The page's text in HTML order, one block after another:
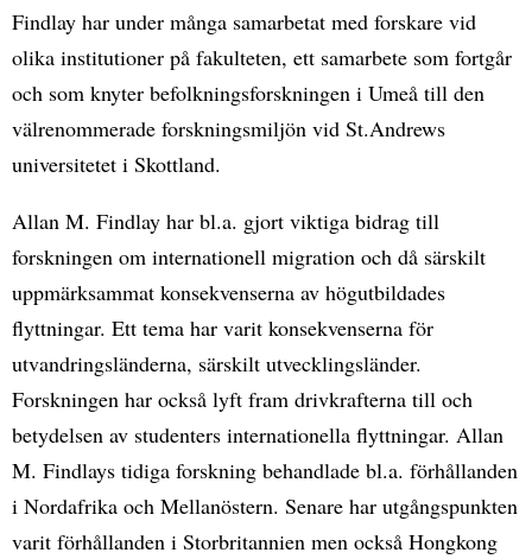
Findlay har under många samarbetat med forskare vid
olika institutioner på fakulteten, ett samarbete som fortgår
och som knyter befolkningsforskningen i Umeå till den
välrenommerade forskningsmiljön vid St.Andrews
universitetet i Skottland.
Allan M. Findlay har bl.a. gjort viktiga bidrag till
forskningen om internationell migration och då särskilt
uppmärksammat konsekvenserna av högutbildades
flyttningar. Ett tema har varit konsekvenserna för
utvandringsländerna, särskilt utvecklingsländer.
Forskningen har också lyft fram drivkrafterna till och
betydelsen av studenters internationella flyttningar. Allan
M. Findlays tidiga forskning behandlade bl.a. förhållanden
i Nordafrika och Mellanöstern. Senare har utgångspunkten
varit förhållanden i Storbritannien men också Hongkong